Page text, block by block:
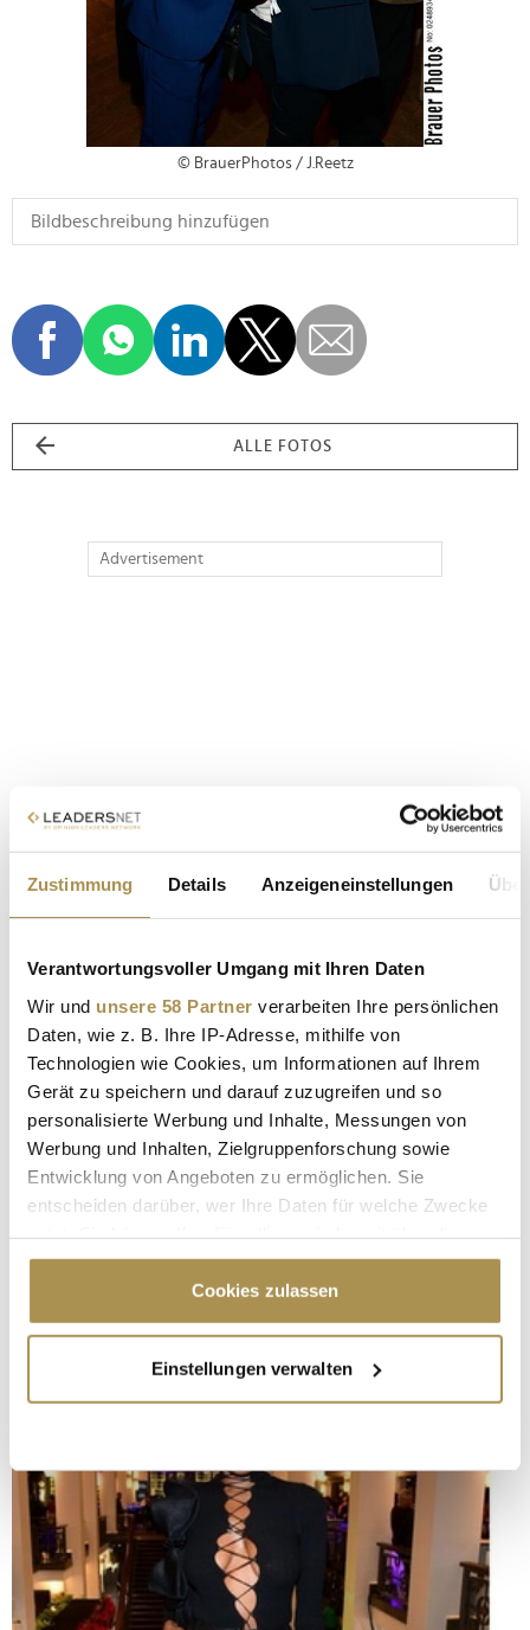
Zustimmung Details Anzeigeneinstellungen
Verantwortungsvoller Umgang mit Ihren Daten
Wir und unsere 58 Partner verarbeiten Ihre persönlichen
Daten, wie z. B. Ihre IP-Adresse, mithilfe von
Technologien wie Cookies, um Informationen auf Ihrem
Gerät zu speichern und darauf zuzugreifen und so
personalisierte Werbung und Inhalte, Messungen von
Werbung und Inhalten, Zielgruppenforschung sowie
Entwicklung von Angeboten zu ermöglichen. Sie
entscheiden darüber, wer Ihre Daten für welche Zwecke
Cookie-Erklärung oder durch Klicken auf das Privacy
Trigger Symbol ändern oder widerrufen
Informationen über Ihre geografische Lage
erfassen, welche bis auf einige Meter genau sein
bestimmten Merkmalen (Fingerprinting) identifizieren
Erfahren Sie mehr darüber, wie Ihre persönlichen Daten
verarbeitet werden, und legen Sie Ihre Präferenzen im
Abschnitt Einzelheitenfest.
Cookies zulassen
Einstellungen verwalten
© BrauerPhotos / J.Reetz
ALLE FOTOS
Advertisement